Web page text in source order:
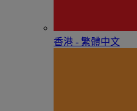
香港 - 繁體中文